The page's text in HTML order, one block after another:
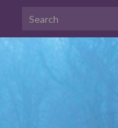
Search for: